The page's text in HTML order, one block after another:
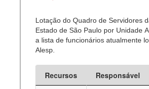
Lotação do Quadro de Servidores
Estado de São Paulo por Unidade
a lista de funcionários atualmente
Alesp.
Recursos Responsável